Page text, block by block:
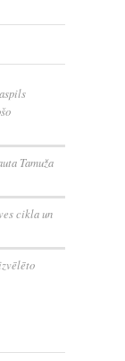
Tamuža
cikla un